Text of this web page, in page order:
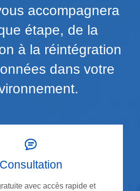
accompagnera
étape, de la
à la réintégration
dans votre
Consultation
avec accès rapide et